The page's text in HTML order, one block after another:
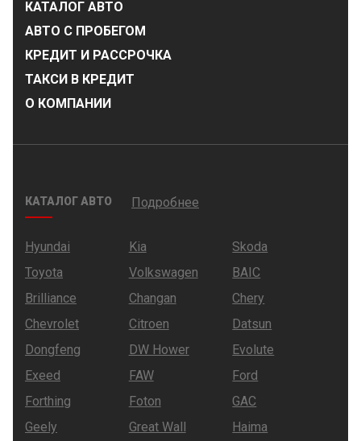
КАТАЛОГ АВТО
АВТО С ПРОБЕГОМ
КРЕДИТ И РАССРОЧКА
ТАКСИ В КРЕДИТ
О КОМПАНИИ
КАТАЛОГ АВТО Подробнее
Hyundai Kia
Skoda
Toyota
Volkswagen
BAIC
Brilliance
Changan
Chery
Chevrolet
Citroen
Datsun
Dongfeng
DW Hower
Evolute
Exeed
FAW
Ford
Forthing
Foton
GAC
Geely
Great Wall
Haima